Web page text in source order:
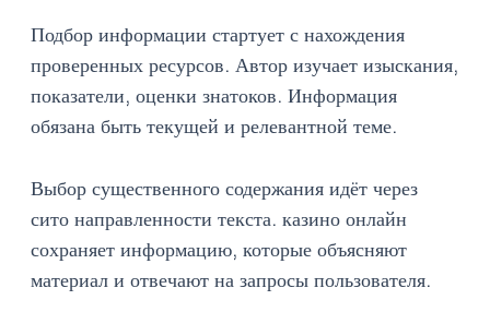
Подбор информации стартует с нахождения
проверенных ресурсов. Автор изучает изыскания,
показатели, оценки знатоков. Информация
обязана быть текущей и релевантной теме.
Выбор существенного содержания идёт через
сито направленности текста. казино онлайн
сохраняет информацию, которые объясняют
материал и отвечают на запросы пользователя.